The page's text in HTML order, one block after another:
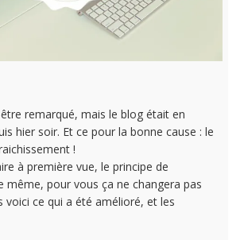
être remarqué, mais le blog était en
hier soir. Et ce pour la bonne cause : le
!
à première vue, le principe de
même, pour vous ça ne changera pas
voici ce qui a été amélioré, et les